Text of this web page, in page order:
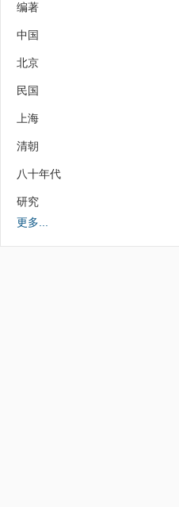
编著
中国
北京
民国
上海
清朝
八十年代
研究
更多...